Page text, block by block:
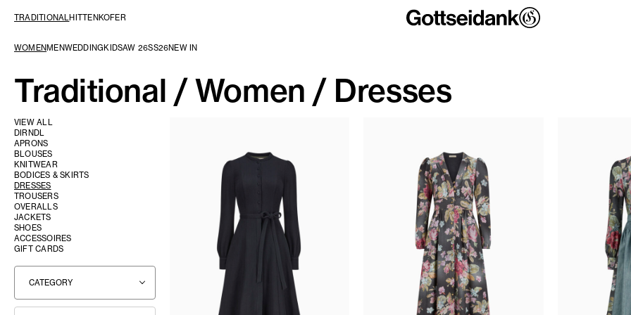
TRADITIONAL
WOMENMENWEDDING KIDSAW 26SS26NEW IN
HITTENKOFER
Traditional /Women / Dresses
VIEW ALL
DIRNDL
APRONS
BLOUSES
KNITWEAR
BODICES & SKIRTS
DRESSES
TROUSERS
OVERALLS
JACKETS
SHOES
ACCESSOIRES
GIFT CARDS
CATEGORY